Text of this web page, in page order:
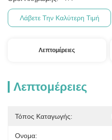
Λάβετε Την Καλύτερη Τιμή
Λεπτομέρειες
Λεπτομέρειες
Τόπος Καταγωγής:
Ονομα: